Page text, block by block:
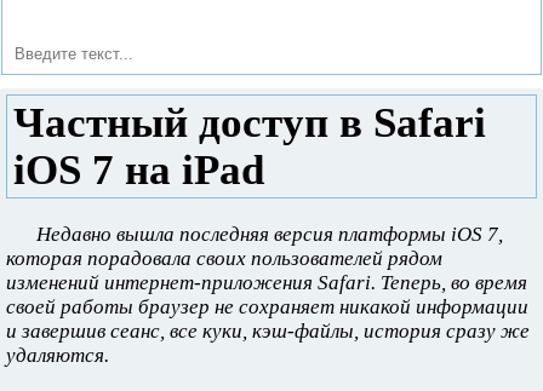
Частный доступ в Safari
iOS 7 на iPad
Недавно вышла последняя версия платформы iOS 7,
которая порадовала своих пользователей рядом
изменений интернет-приложения Safari. Теперь, во время
своей работы браузер не сохраняет никакой информации
и завершив сеанс, все куки, кэш-файлы, история сразу же
удаляются.